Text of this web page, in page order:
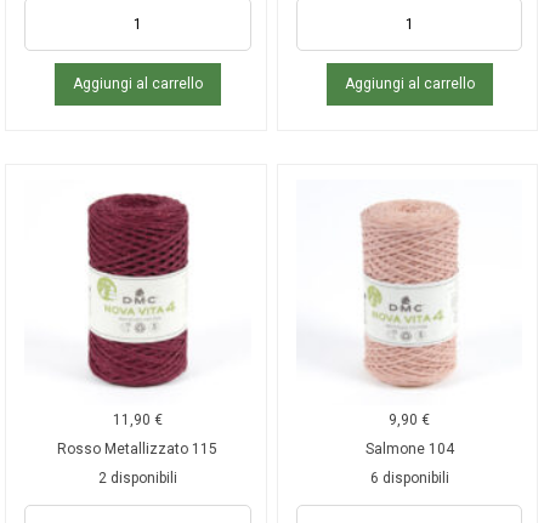
Aggiungi al carrello Aggiungi al carrello
11,90 €
Rosso Metallizzato 115
2 disponibili
9,90€
Salmone 104
6 disponibili